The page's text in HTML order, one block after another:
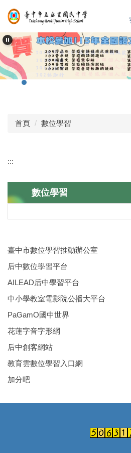
跳
到
要
容
區
首頁 數位學習
:::
數位學習
臺中市數位學習推動辦公室
后中數位學習平台
AILEAD后中學習平台
中小學教室電影院公播大平台
PaGamO國中世界
花蓮字音字形網
后中創客網站
教育雲數位學習入口網
加分吧